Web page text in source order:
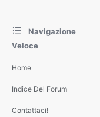
Navigazione
Veloce
Home
Indice Del Forum
Contattaci!